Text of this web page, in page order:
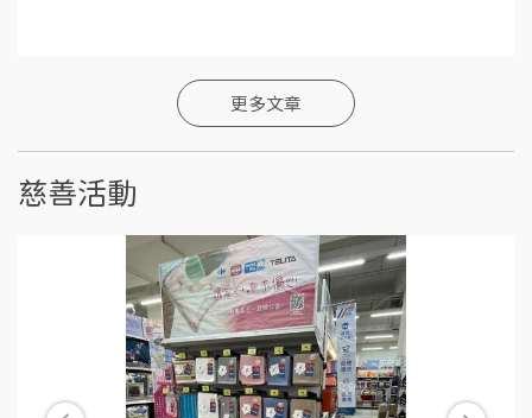
更多文章
慈善活動